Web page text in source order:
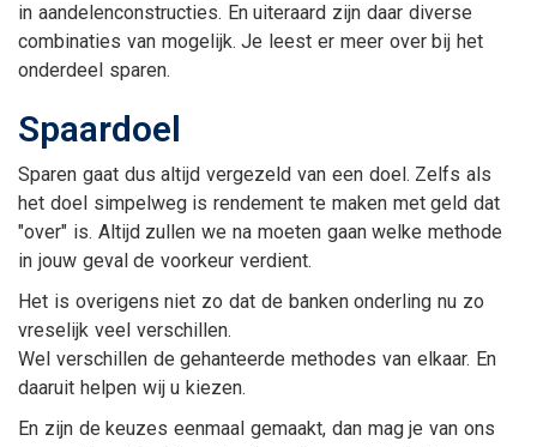
in aandelenconstructies. En uiteraard zijn daar diverse
combinaties van mogelijk. Je leest er meer over bij het
onderdeel sparen.
Spaardoel
Sparen gaat dus altijd vergezeld van een doel. Zelfs als
het doel simpelweg is rendement te maken met geld dat
"over" is. Altijd zullen we na moeten gaan welke methode
in jouw geval de voorkeur verdient.
Het is overigens niet zo dat de banken onderling nu zo
vreselijk veel verschillen.
Wel verschillen de gehanteerde methodes van elkaar. En
daaruit helpen wij u kiezen.
En zijn de keuzes eenmaal gemaakt, dan mag je van ons